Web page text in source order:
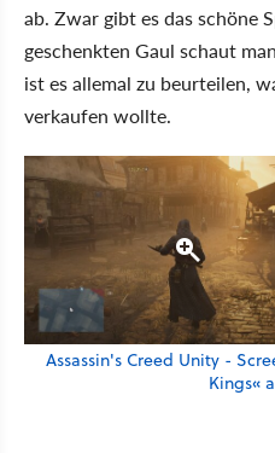
ab. Zwar gibt es das schöne
geschenkten Gaul schaut
ist es allemal zu beurteilen,
verkaufen wollte.
Assassin's Creed Unity -
Kings«